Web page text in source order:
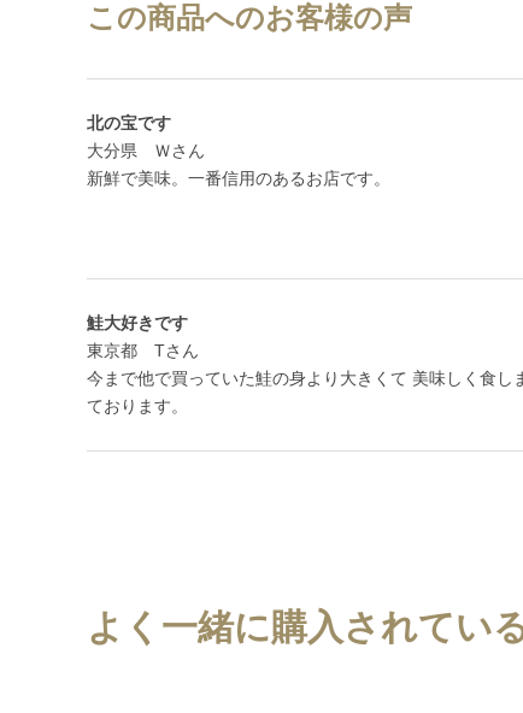
この商品へのお客様の声
北の宝です
大分県 Ｗさん
新鮮で美味。一番信用のあるお店です。
鮭大好きです
東京都 Tさん
今まで他で買っていた鮭の身より大きくて 美味しく食し
ております。
よく一緒に購入されてい